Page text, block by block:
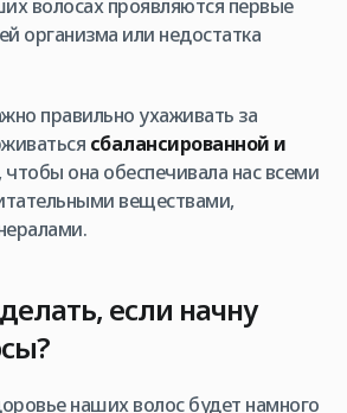
волосах проявляются первые
организма или недостатка
правильно ухаживать за
сбалансированной и
, чтобы она обеспечивала нас всеми
веществами,
если начну
наших волос будет намного